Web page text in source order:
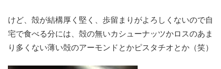
けど、殻が結構厚く堅く、歩留まりがよろしくないので自
宅で食べる分には、殻の無いカシューナッツかロスのあま
り多くない薄い殻のアーモンドとかピスタチオとか（笑）